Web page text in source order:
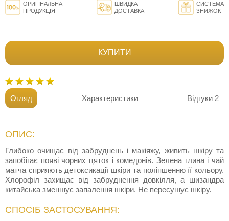
ОРИГІНАЛЬНА
ПРОДУКЦІЯ
ШВИДКА
ДОСТАВКА
СИСТЕМА
ЗНИЖОК
КУПИТИ
Огляд Характеристики Відгуки 2
ОПИС:
Глибоко очищає від забруднень і макіяжу, живить шкіру та
запобігає появі чорних цяток і комедонів. Зелена глина і чай
матча сприяють детоксикації шкіри та поліпшенню її кольору.
Хлорофіл захищає від забруднення довкілля, а шизандра
китайська зменшує запалення шкіри. Не пересушує шкіру.
СПОСІБ ЗАСТОСУВАННЯ: